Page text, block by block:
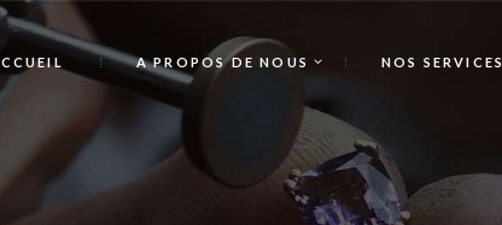
A PROPOS DE NOUS NOS SERVICES